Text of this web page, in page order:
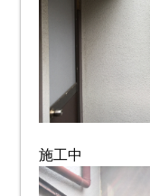
施工中